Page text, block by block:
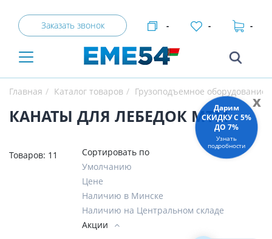
Заказать звонок - - -
Главная Каталог товаров Грузоподъемное оборудование
КАНАТЫ ДЛЯ ЛЕБЕДОК MTM
Товаров: 11
Сортировать по
Умолчанию
Цене
Наличию в Минске
Наличию на Центральном складе
Акции
x
Дарим
СКИДКУ C 5%
ДО 7%
Узнать
подробности